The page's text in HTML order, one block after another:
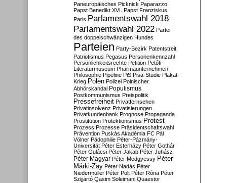
Paneuropäisches Picknick Paparazzo
Papst Benedikt XVI. Papst Franziskus
Paris Parlamentswahl 2018
Parlamentswahl 2022 Partei
des doppelschwänzigen Hundes
Parteien Party-Bezirk Patentstreit
Patriotismus Pegasus Personenkennzahl
Persönlichkeitsrechte Petition Petőfi-
Literaturmuseum Pharmaunternehmen
Philosophie Pipeline PiS Pisa-Studie Plakat-
Krieg Polen Polizei Polnischer
Abhörskandal Populismus
Postkommunismus Preispolitik
Pressefreiheit Privatfernsehen
Privatinsolvenz Privatisierungen
Privatkundenbank Prognose Propaganda
Prostitution Protektionismus Protest
Prozess Prozesse Präsidentschaftswahl
Prävention Puskás Akadémia FC Pál
Völner Pädophilie Péter-Pázmány-
Universität Péter Esterházy Péter Gothár
Péter Gulácsi Péter Jakab Péter Juhász
Péter Magyar Péter Medgyessy Péter
Márki-Zay Péter Nadás Péter
Niedermüller Péter Polt Péter Róna Péter
Szijjártó Qasim Soleimani Quaestor